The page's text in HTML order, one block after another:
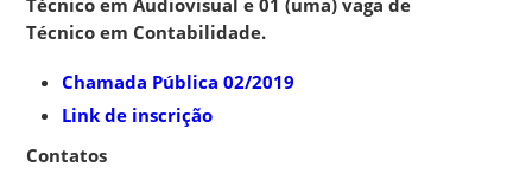
Técnico em Contabilidade.
Chamada Pública 02/2019
Link de inscrição
Contatos